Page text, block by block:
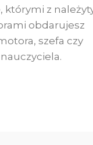
którymi z
obdarujesz
szefa czy
nauczyciela.